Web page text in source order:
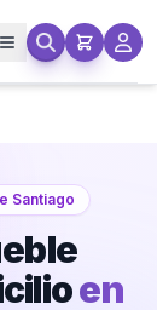
Santiago
en